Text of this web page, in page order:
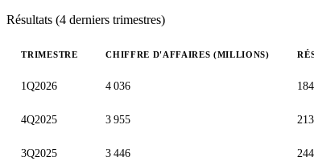
Résultats (4 derniers trimestres)
TRIMESTRE CHIFFRE D'AFFAIRES (MILLIONS)
1Q2026 4 036 184
4Q2025 3 955 213
3Q2025 3 446 244